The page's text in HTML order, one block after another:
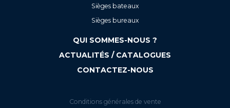
Sièges bateaux
Sièges bureaux
QUI SOMMES-NOUS ?
ACTUALITÉS / CATALOGUES
CONTACTEZ-NOUS
Conditions générales de vente